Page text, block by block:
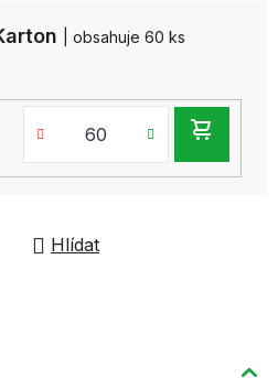
| obsahuje 60 ks
Hlídat